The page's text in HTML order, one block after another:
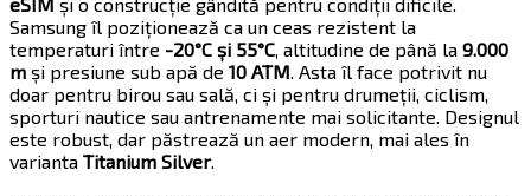
Samsung îl poziționează ca un ceas rezistent la
temperaturi între -20°C și 55°C, altitudine de până la 9.000
m și presiune sub apă de 10 ATM. Asta îl face potrivit nu
doar pentru birou sau sală, ci și pentru drumeții, ciclism,
sporturi nautice sau antrenamente mai solicitante. Designul
este robust, dar păstrează un aer modern, mai ales în
varianta Titanium Silver.